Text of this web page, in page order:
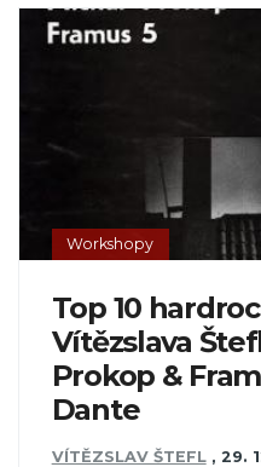
Workshopy
Top 10
Vítězslava
Prokop &
Dante
VÍTĚZSLAV ŠTEFL , 29.